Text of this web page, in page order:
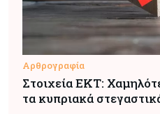
Αρθρογραφία
Στοιχεία ΕΚΤ:
τα κυπριακά